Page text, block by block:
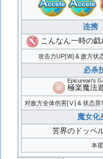
连携
こんなん一時の戯
攻击力UP[Ⅶ] & 敌方状
必杀
極楽魔法
Epicurean's
对敌方全体伤害[Ⅴ] & 状态异
魔女化
苦界のドッペ
本